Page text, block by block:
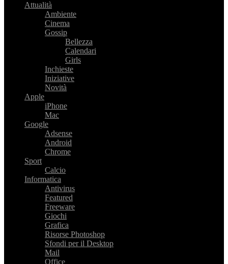
Attualità
Ambiente
Cinema
Gossip
Bellezza
Calendari
Girls
Inchieste
Iniziative
Novità
Apple
iPhone
Mac
Google
Adsense
Android
Chrome
Sport
Calcio
Informatica
Antivirus
Featured
Freeware
Giochi
Grafica
Risorse Photoshop
Sfondi per il Desktop
Mail
Office